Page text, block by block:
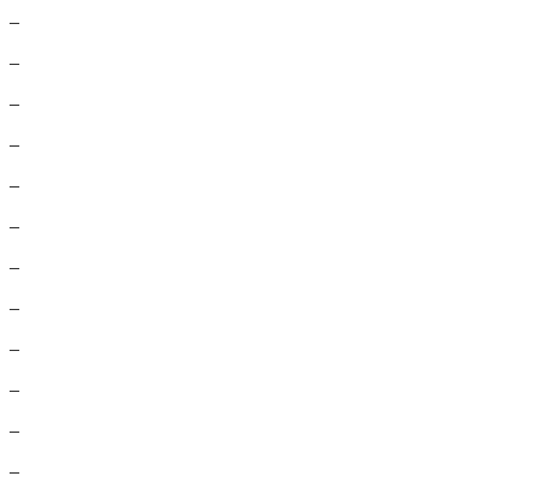
–
–
–
–
–
–
–
–
–
–
–
–